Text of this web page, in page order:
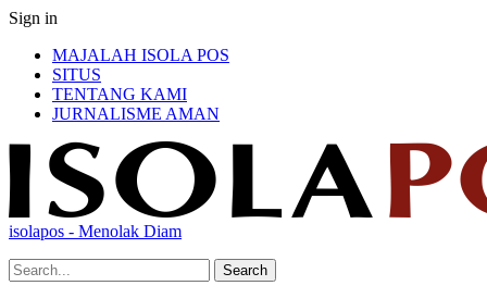
Sign in
MAJALAH ISOLA POS
SITUS
TENTANG KAMI
JURNALISME AMAN
isolapos - Menolak Diam